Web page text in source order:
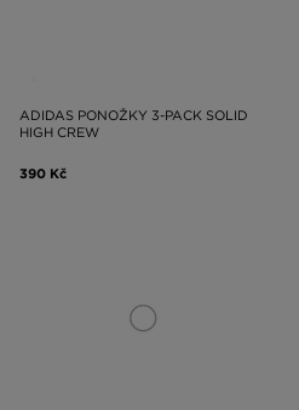
ADIDAS PONOŽKY 3-PACK SOLID
HIGH CREW
390 Kč